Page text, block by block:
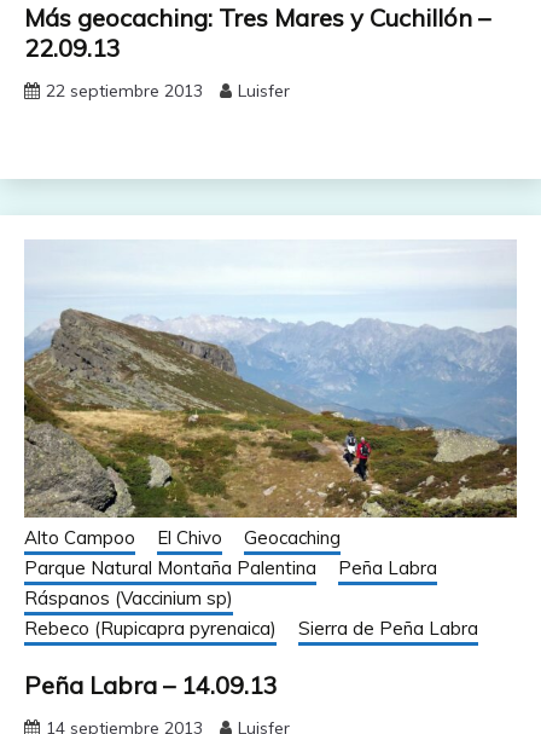
Más geocaching: Tres Mares y Cuchillón –
22.09.13
22 septiembre 2013 Luisfer
Alto Campoo El Chivo
Geocaching
Parque Natural Montaña Palentina
Peña Labra
Ráspanos (Vaccinium sp)
Rebeco (Rupicapra pyrenaica)
Sierra de Peña Labra
Peña Labra – 14.09.13
14 septiembre 2013 Luisfer